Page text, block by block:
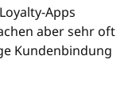
Apps
aber sehr oft
Kundenbindung